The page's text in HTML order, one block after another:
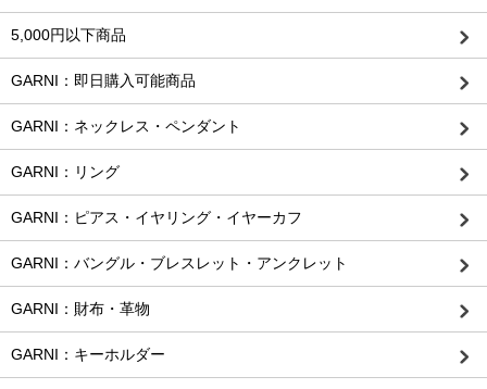
5,000円以下商品
GARNI：即日購入可能商品
GARNI：ネックレス・ペンダント
GARNI：リング
GARNI：ピアス・イヤリング・イヤーカフ
GARNI：バングル・ブレスレット・アンクレット
GARNI：財布・革物
GARNI：キーホルダー